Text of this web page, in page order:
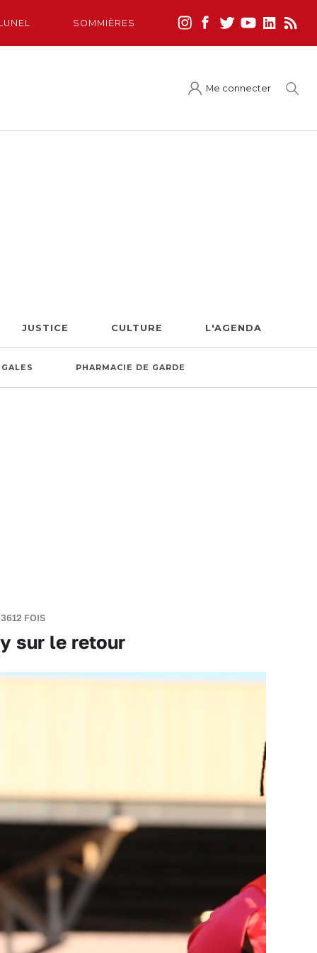
SOMMIÈRES
Me connecter
JUSTICE CULTURE L'AGENDA
PHARMACIE DE GARDE
FOIS
sur le retour